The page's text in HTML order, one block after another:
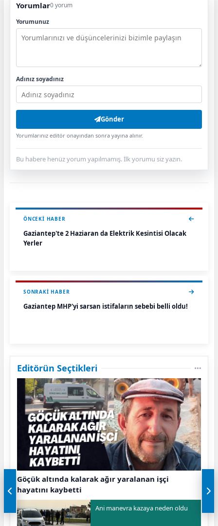
Yorumlar0 yorum
Yorumunuz
Adınız soyadınız
Gönder
Yorumlarınız editör onayından sonra yayına alınır.
Bu habere henüz yorum yapılmamış. İlk yorumu siz yazın.
ÖNCEKI HABER
Gaziantep'te 2 Haziaran da Elektrik Kesintisi Olacak
Yerler
SONRAKI HABER
Gaziantep MHP'yi sarsan istifaların sebebi belli oldu!
Editörün Seçtikleri
Göçük altında kalarak ağır yaralanan işçi
hayatını kaybetti
Ani manevra kazaya neden oldu